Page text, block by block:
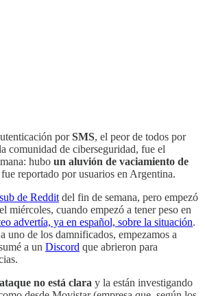
porSMS, el peor de todos por
comunidad de ciberseguridad, fue el
hubo un aluvión de vaciamiento de
fue reportado por usuarios en Argentina.
de Reddit del fin de semana, pero empezó
miércoles, cuando empezó a tener peso en
advertía, ya en español, sobre la situación.
uno de los damnificados, empezamos a
a un Discord que abrieron para
no está clara y la están investigando